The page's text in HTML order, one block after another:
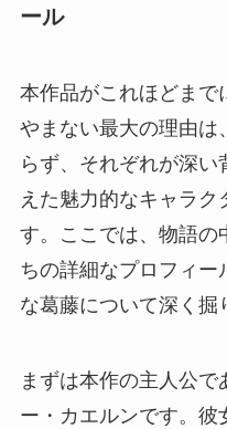
ール
本作品がこれほどまで
やまない最大の理由は
らず、それぞれが深
えた魅力的なキャラク
す。ここでは、物語の
ちの詳細なプロフィー
な葛藤について深く掘
まずは本作の主人公で
ー・カエルンです。彼